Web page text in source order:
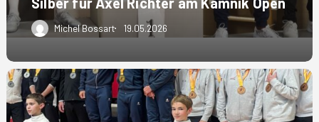
Michel Bossart 19.05.2026
Bronze
für
die